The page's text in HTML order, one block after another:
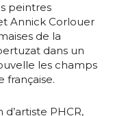
peintres
Annick Corlouer
de la
dans un
les champs
française.
d’artiste PHCR,